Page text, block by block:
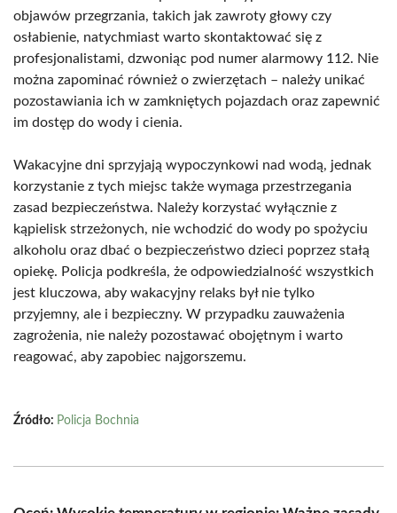
objawów przegrzania, takich jak zawroty głowy czy
osłabienie, natychmiast warto skontaktować się z
profesjonalistami, dzwoniąc pod numer alarmowy 112. Nie
można zapominać również o zwierzętach – należy unikać
pozostawiania ich w zamkniętych pojazdach oraz zapewnić
im dostęp do wody i cienia.
Wakacyjne dni sprzyjają wypoczynkowi nad wodą, jednak
korzystanie z tych miejsc także wymaga przestrzegania
zasad bezpieczeństwa. Należy korzystać wyłącznie z
kąpielisk strzeżonych, nie wchodzić do wody po spożyciu
alkoholu oraz dbać o bezpieczeństwo dzieci poprzez stałą
opiekę. Policja podkreśla, że odpowiedzialność wszystkich
jest kluczowa, aby wakacyjny relaks był nie tylko
przyjemny, ale i bezpieczny. W przypadku zauważenia
zagrożenia, nie należy pozostawać obojętnym i warto
reagować, aby zapobiec najgorszemu.
Źródło: Policja Bochnia